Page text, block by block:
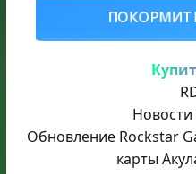
Обновление Rockstar
карты